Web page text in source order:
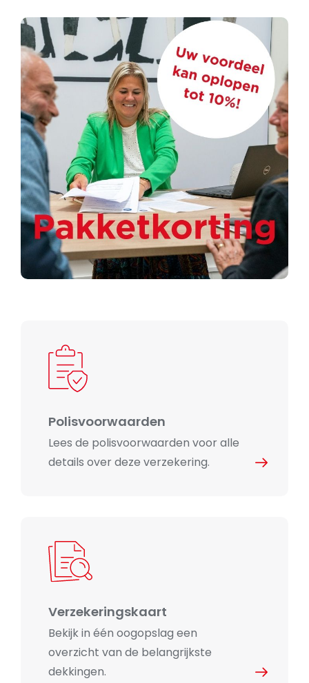
Polisvoorwaarden
Lees de polisvoorwaarden voor alle
details over deze verzekering.
Verzekeringskaart
Bekijk in één oogopslag een
overzicht van de belangrijkste
dekkingen.